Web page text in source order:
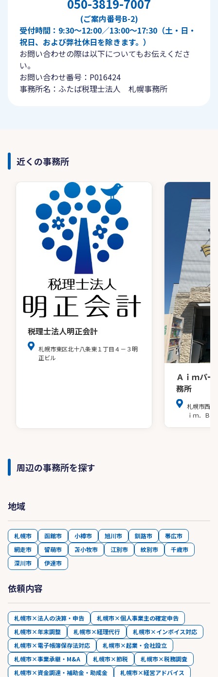
050-3819-7007
(ご案内番号B-2)
受付時間：9:30〜12:00／13:00〜17:30（土・日・
祝日、および弊社休日を除きます。）
お問い合わせの際は以下についてもお伝えくださ
い。
お問い合わせ番号：P016424
事務所名：ふたば税理士法人 札幌事務所
近くの事務所
税理士法人明正会計
札幌市東区北十八条東１丁目４－３明
正ビル
Ａｉｍパ
務所
札幌市西区
ｉｍ．ＢＬ
周辺の事務所を探す
地域
札幌市 函館市 小樽市 旭川市 釧路市
帯広市
網走市
留萌市 苫小牧市 江別市 紋別市
千歳市
深川市
伊達市
依頼内容
札幌市×法人の決算・申告
札幌市×個人事業主の確定申告
札幌市×年末調整
札幌市×経理代行
札幌市×インボイス対応
札幌市×電子帳簿保存法対応
札幌市×起業・会社設立
札幌市×事業承継・M&A
札幌市×節税
札幌市×税務調査
札幌市×資金調達・補助金・助成金
札幌市×経営アドバイス